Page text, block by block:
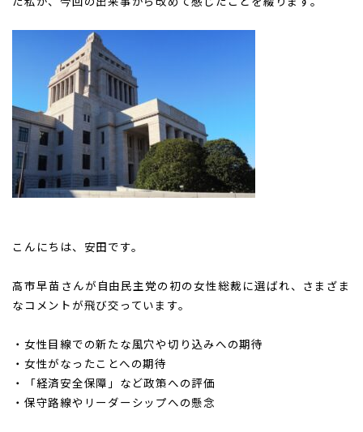
こんにちは、安田です。
高市早苗さんが自由民主党の初の女性総裁に選ばれ、さまざま
なコメントが飛び交っています。
・女性目線での新たな風穴や切り込みへの期待
・女性がなったことへの期待
・「経済安全保障」など政策への評価
・保守路線やリーダーシップへの懸念